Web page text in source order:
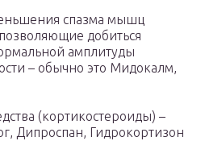
спазма мышц
добиться
амплитуды
– обычно это Мидокалм,
(кортикостероиды) –
Дипроспан, Гидрокортизон